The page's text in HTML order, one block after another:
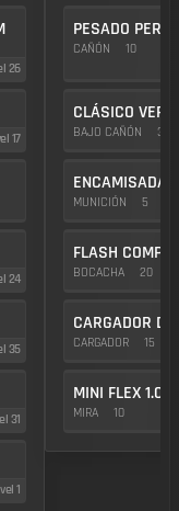
26
17
24
35
31
1
PESADO
CAÑÓN 10
CLÁSICO
BAJO CAÑÓN 35
ENCAMISADA
MUNICIÓN 5
FLASH COMP
BOCACHA 20
CARGADOR
CARGADOR 15
MINI FLEX 1.00X
MIRA 10